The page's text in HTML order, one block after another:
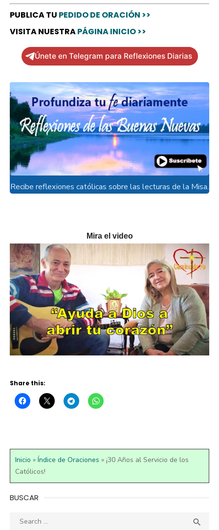
PUBLICA TU PEDIDO DE ORACIÓN >>
VISITA NUESTRAPÁGINA INICIO >>
Únete en Telegram para Reflexiones Diarias
Recibe reflexiones católicas sobre las lecturas de la Misa.
Mira el video
Share this:
Inicio » Índice de Oraciones » ¡30 Años al Servicio de los
Católicos!
BUSCAR
Search
